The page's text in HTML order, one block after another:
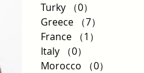
Turky
（0）
Greece
（7）
France
（1）
Italy
（0）
Morocco
（0）